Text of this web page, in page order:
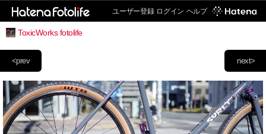
ユーザー登録 ログイン ヘルプ
ToxicWorks fotolife
next>
<prev